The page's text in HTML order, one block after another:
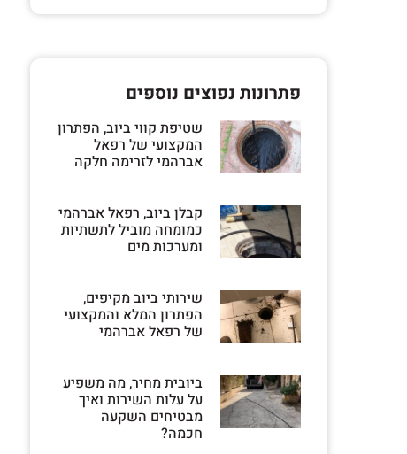
פתרונות נפוצים נוספים
שטיפת קווי ביוב, הפתרון
המקצועי של רפאל
אברהמי לזרימה חלקה
קבלן ביוב, רפאל אברהמי
כמומחה מוביל לתשתיות
ומערכות מים
שירותי ביוב מקיפים,
הפתרון המלא והמקצועי
של רפאל אברהמי
ביובית מחיר, מה משפיע
על עלות השירות ואיך
מבטיחים השקעה
חכמה?